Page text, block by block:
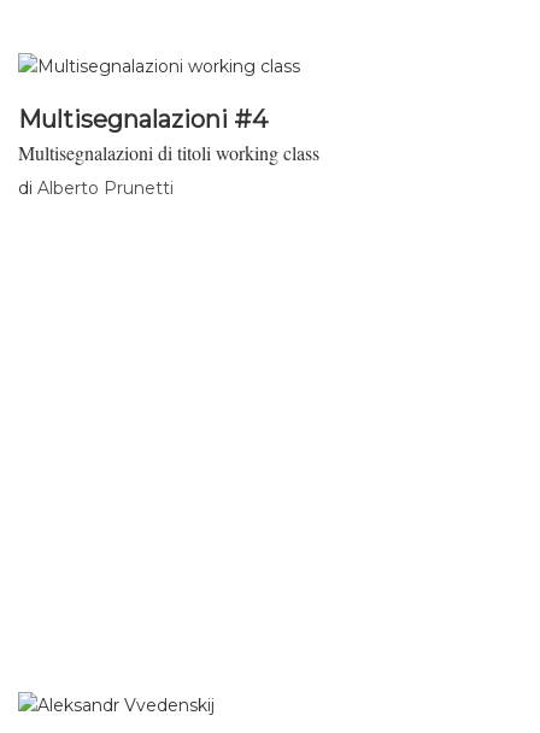
Multisegnalazioni #4
Multisegnalazioni di titoli working class
di Alberto Prunetti